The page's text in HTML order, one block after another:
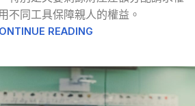
不同工具保障親人的權益。
READING